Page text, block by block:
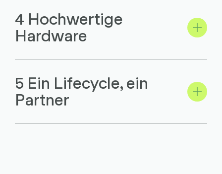
4 Hochwertige
Hardware
5 Ein Lifecycle, ein
Partner